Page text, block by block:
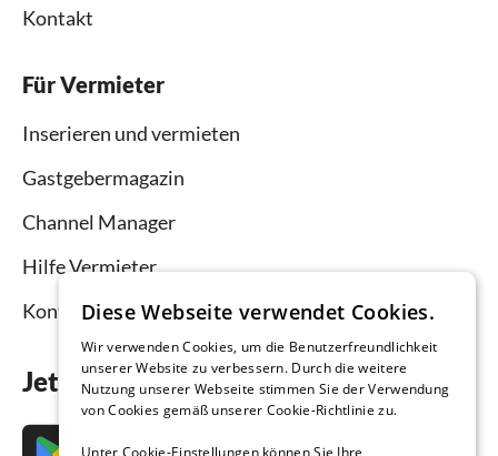
Kontakt
Für Vermieter
Inserieren und vermieten
Gastgebermagazin
Channel Manager
Hilfe Vermieter
Kontakt
Jetzt die App downloaden
Diese Webseite verwendet Cookies.
Wir verwenden Cookies, um die Benutzerfreundlichkeit
unserer Website zu verbessern. Durch die weitere
Nutzung unserer Webseite stimmen Sie der Verwendung
von Cookies gemäß unserer Cookie-Richtlinie zu.
Unter Cookie-Einstellungen können Sie Ihre